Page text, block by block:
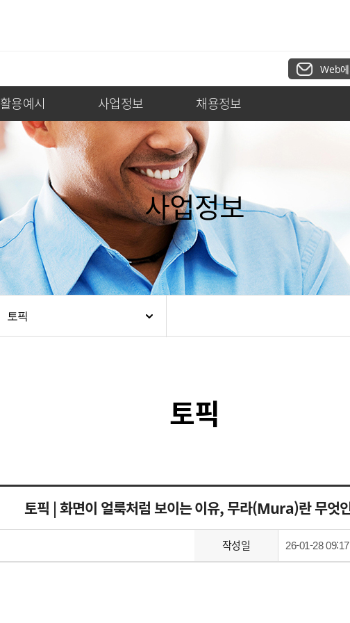
Web
활용예시 사업정보 채용정보
사업정보
토픽
토픽
토픽 | 화면이 얼룩처럼 보이는 이유, 무라(Mura)란 무엇
작성일 26-01-28 09:17